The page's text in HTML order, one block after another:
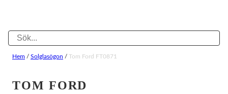
Hem / Solglasögon / Tom Ford FT0871
TOM FORD